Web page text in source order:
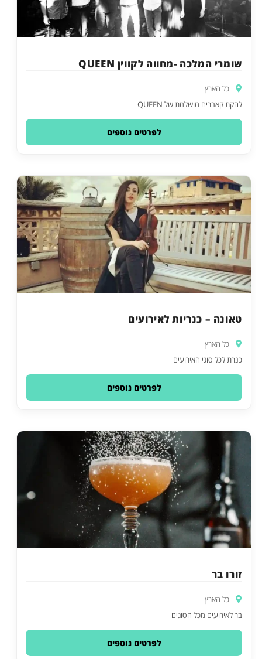
שומרי המלכה -מחווה לקווין QUEEN
כל הארץ
להקת קאברים מושלמת של QUEEN
לפרטים נוספים
טאונה – כנריות לאירועים
כל הארץ
כנרת לכל סוגי האירועים
לפרטים נוספים
זורו בר
כל הארץ
בר לאירועים מכל הסוגים
לפרטים נוספים